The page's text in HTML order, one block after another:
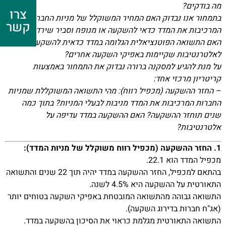
מה בודקים?
בתמחור אנו נבדוק האם המחיר המשוקלל של מניות החברות
המרכיבות את המדד כדאי להשקעה או מנופח וסביר שירד בעתיד.
האם התשואה הפוטנציאלית הגלומה במדד כדאית להשקעה ביחס
לאלטרנטיבות שקיימות באפיקי השקעה אחרים?
על מנת להגיע למסקנה ברורה נבדוק את התמחור באמצעות
קריטריון מרכזי אחד:
– החזר ההשקעה (מכפיל רווח): מהי התשואה המשוקללת שמניות
החברות המרכיבות את המדד מניבות לבעלי המניות? בתוך כמה
שנים תוחזר ההשקעה? האם ההשקעה במדד עדיפה על
אלטרנטיבות?
1. החזר ההשקעה (מכפיל רווח משוקלל של מניות המדד):
מכפיל המדד הוא 22.1.
בהתאם למכפיל, החזר ההשקעה במדד יהיה תוך 22 שנים והתשואה
התאורטית על ההשקעה היא 4.5% לשנה.
התשואה גבוהה מהתשואה המובטחת באפיקי השקעה בטוחים יותר
(אג"ח חברות בדירוג השקעה).
התשואה התאורטית מגלמת כראוי את הסיכון בהשקעה במדד.
צרו
קשר